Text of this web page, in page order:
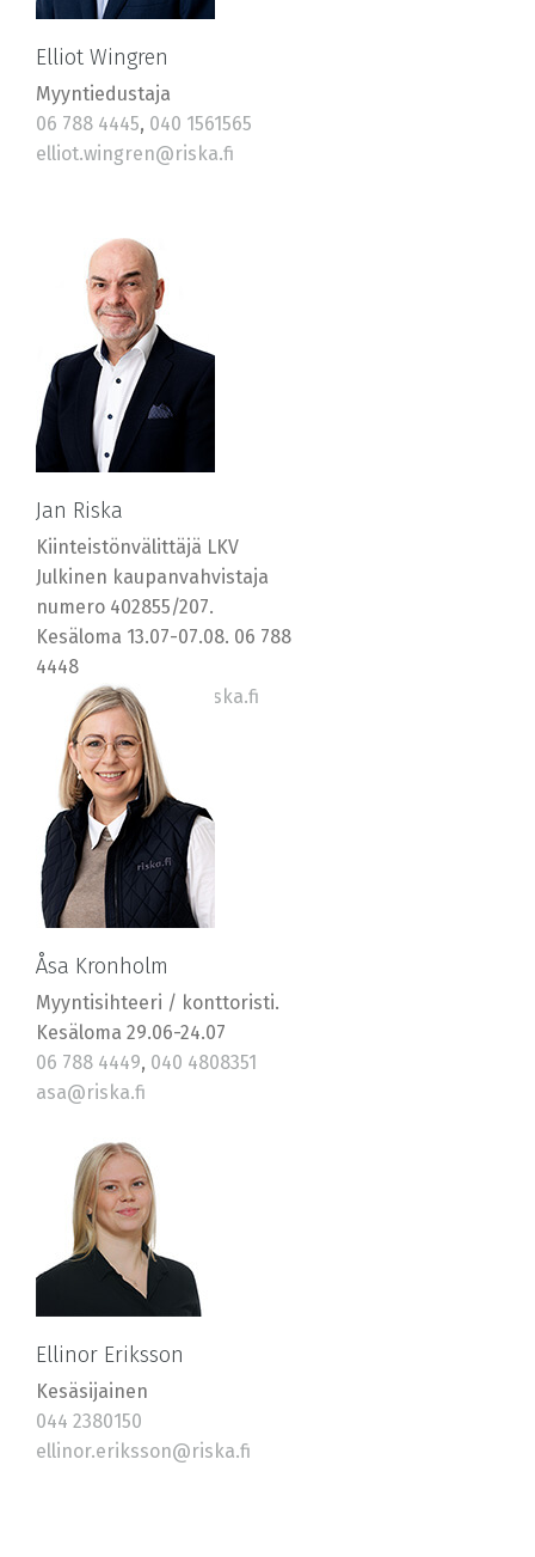
Elliot Wingren
Myyntiedustaja
06 788 4445, 040 1561565
elliot.wingren@riska.fi
Jan Riska
Kiinteistönvälittäjä LKV
Julkinen kaupanvahvistaja
numero 402855/207.
Kesäloma 13.07-07.08. 06 788
4448
0400 569577, jan@riska.fi
Åsa Kronholm
Myyntisihteeri / konttoristi.
Kesäloma 29.06-24.07
06 788 4449, 040 4808351
asa@riska.fi
Ellinor Eriksson
Kesäsijainen
044 2380150
ellinor.eriksson@riska.fi